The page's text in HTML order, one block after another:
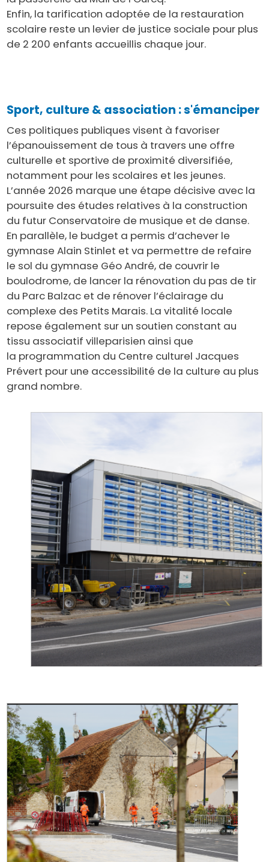
Enfin, la tarification adoptée de la restauration
scolaire reste un levier de justice sociale pour plus
de 2 200 enfants accueillis chaque jour.
Sport, culture & association : s'émanciper
Ces politiques publiques visent à favoriser
l’épanouissement de tous à travers une offre
culturelle et sportive de proximité diversifiée,
notamment pour les scolaires et les jeunes.
L’année 2026 marque une étape décisive avec la
poursuite des études relatives à la construction
du futur Conservatoire de musique et de danse.
En parallèle, le budget a permis d’achever le
gymnase Alain Stinlet et va permettre de refaire
le sol du gymnase Géo André, de couvrir le
boulodrome, de lancer la rénovation du pas de tir
du Parc Balzac et de rénover l’éclairage du
complexe des Petits Marais. La vitalité locale
repose également sur un soutien constant au
tissu associatif villeparisien ainsi que
la programmation du Centre culturel Jacques
Prévert pour une accessibilité de la culture au plus
grand nombre.